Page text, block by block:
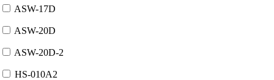
ASW-17D
ASW-20D
ASW-20D-2
HS-010A2